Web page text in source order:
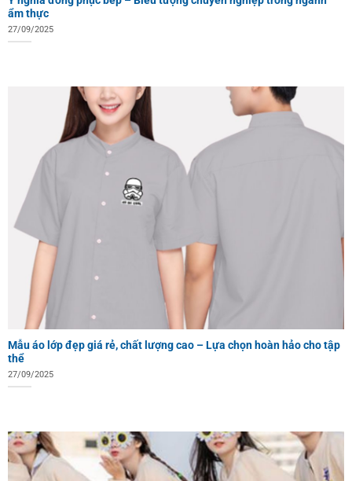
ẩm thực
27/09/2025
Mẫu áo lớp đẹp giá rẻ, chất lượng cao – Lựa chọn hoàn hảo cho tập
thể
27/09/2025